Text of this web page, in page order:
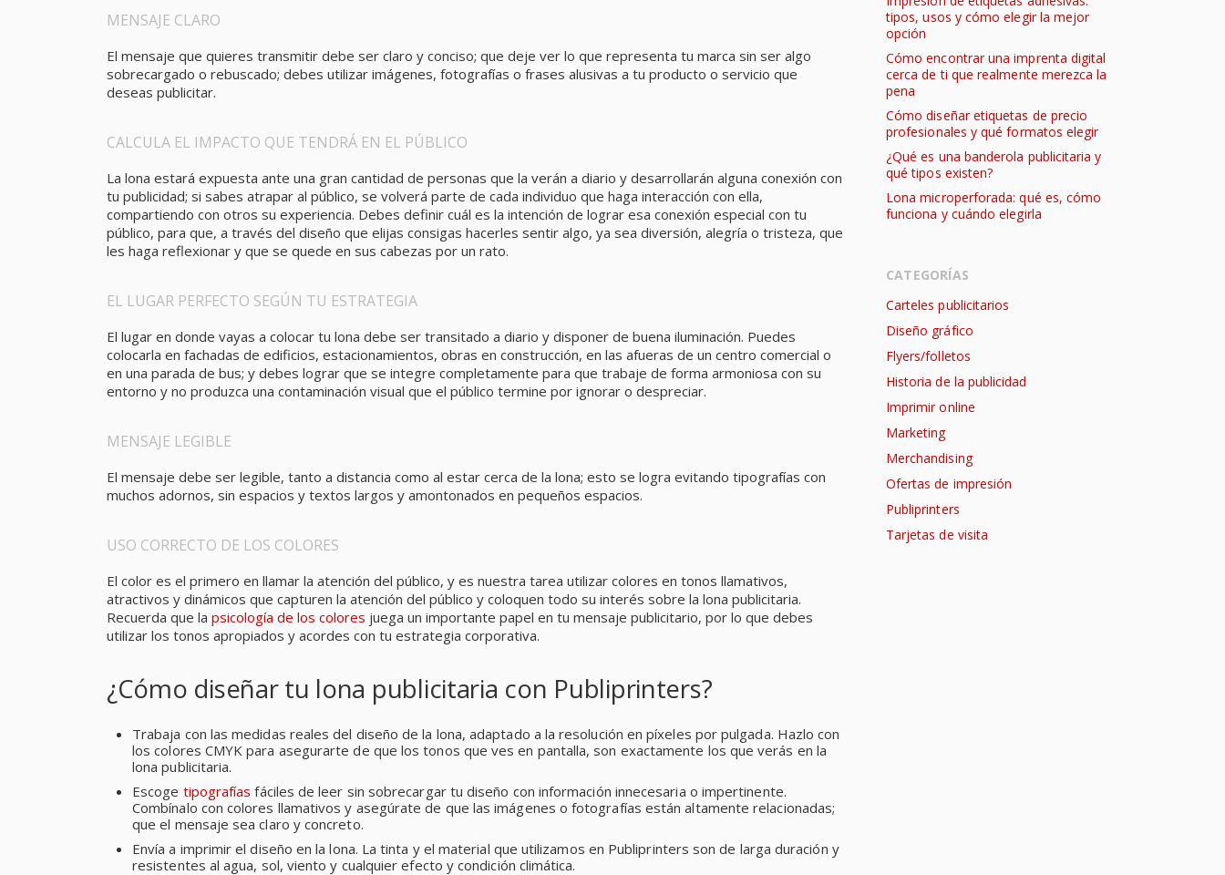
MENSAJE CLARO
El mensaje que quieres transmitir debe ser claro y conciso; que deje ver lo que representa tu marca sin ser algo
sobrecargado o rebuscado; debes utilizar imágenes, fotografías o frases alusivas a tu producto o servicio que
deseas publicitar.
CALCULA EL IMPACTO QUE TENDRÁ EN EL PÚBLICO
La lona estará expuesta ante una gran cantidad de personas que la verán a diario y desarrollarán alguna conexión con
tu publicidad; si sabes atrapar al público, se volverá parte de cada individuo que haga interacción con ella,
compartiendo con otros su experiencia. Debes definir cuál es la intención de lograr esa conexión especial con tu
público, para que, a través del diseño que elijas consigas hacerles sentir algo, ya sea diversión, alegría o tristeza, que
les haga reflexionar y que se quede en sus cabezas por un rato.
EL LUGAR PERFECTO SEGÚN TU ESTRATEGIA
El lugar en donde vayas a colocar tu lona debe ser transitado a diario y disponer de buena iluminación. Puedes
colocarla en fachadas de edificios, estacionamientos, obras en construcción, en las afueras de un centro comercial o
en una parada de bus; y debes lograr que se integre completamente para que trabaje de forma armoniosa con su
entorno y no produzca una contaminación visual que el público termine por ignorar o despreciar.
MENSAJE LEGIBLE
El mensaje debe ser legible, tanto a distancia como al estar cerca de la lona; esto se logra evitando tipografías con
muchos adornos, sin espacios y textos largos y amontonados en pequeños espacios.
USO CORRECTO DE LOS COLORES
El color es el primero en llamar la atención del público, y es nuestra tarea utilizar colores en tonos llamativos,
atractivos y dinámicos que capturen la atención del público y coloquen todo su interés sobre la lona publicitaria.
Recuerda que la psicología de los colores juega un importante papel en tu mensaje publicitario, por lo que debes
utilizar los tonos apropiados y acordes con tu estrategia corporativa.
¿Cómo diseñar tu lona publicitaria con Publiprinters?
Trabaja con las medidas reales del diseño de la lona, adaptado a la resolución en píxeles por pulgada. Hazlo con
los colores CMYK para asegurarte de que los tonos que ves en pantalla, son exactamente los que verás en la
lona publicitaria.
Escoge tipografías fáciles de leer sin sobrecargar tu diseño con información innecesaria o impertinente.
Combínalo con colores llamativos y asegúrate de que las imágenes o fotografías están altamente relacionadas;
que el mensaje sea claro y concreto.
Envía a imprimir el diseño en la lona. La tinta y el material que utilizamos en Publiprinters son de larga duración y
resistentes al agua, sol, viento y cualquier efecto y condición climática.
tipos, usos y cómo elegir la mejor
opción
Cómo encontrar una imprenta digital
cerca de ti que realmente merezca la
pena
Cómo diseñar etiquetas de precio
profesionales y qué formatos elegir
¿Qué es una banderola publicitaria y
qué tipos existen?
Lona microperforada: qué es, cómo
funciona y cuándo elegirla
CATEGORÍAS
Carteles publicitarios
Diseño gráfico
Flyers/folletos
Historia de la publicidad
Imprimir online
Marketing
Merchandising
Ofertas de impresión
Publiprinters
Tarjetas de visita